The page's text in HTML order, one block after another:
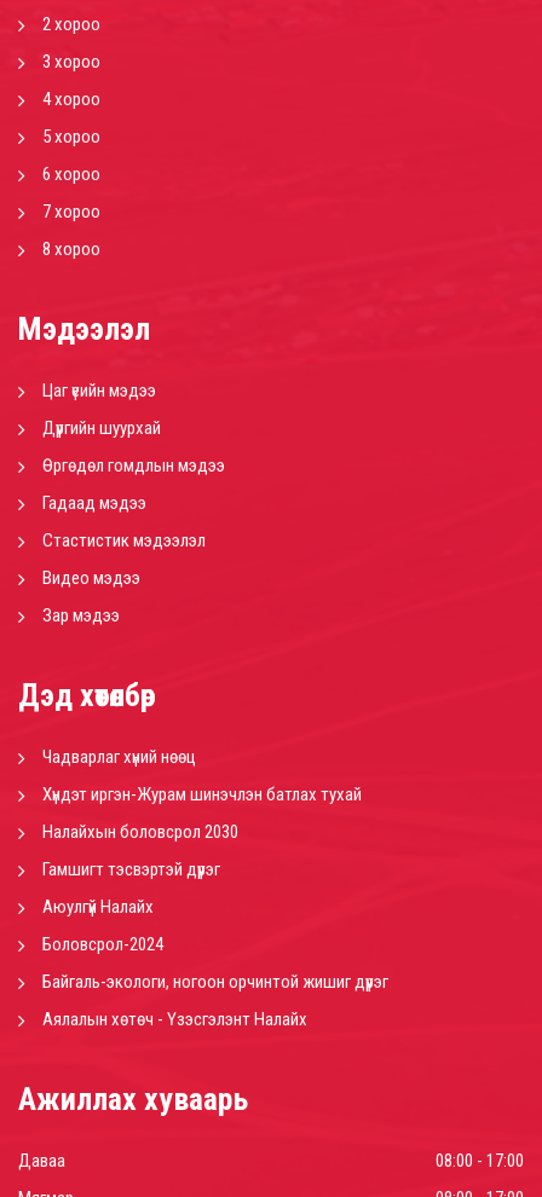
2 хороо
3 хороо
4 хороо
5 хороо
6 хороо
7 хороо
8 хороо
Мэдээлэл
Цаг үеийн мэдээ
Дүүргийн шуурхай
Өргөдөл гомдлын мэдээ
Гадаад мэдээ
Стастистик мэдээлэл
Видео мэдээ
Зар мэдээ
Дэд хөтөлбөр
Чадварлаг хүний нөөц
Хүндэт иргэн-Журам шинэчлэн батлах тухай
Налайхын боловсрол 2030
Гамшигт тэсвэртэй дүүрэг
Аюулгүй Налайх
Боловсрол-2024
Байгаль-экологи, ногоон орчинтой жишиг дүүрэг
Аялалын хөтөч - Үзэсгэлэнт Налайх
Ажиллах хуваарь
Даваа
08:00 - 17:00